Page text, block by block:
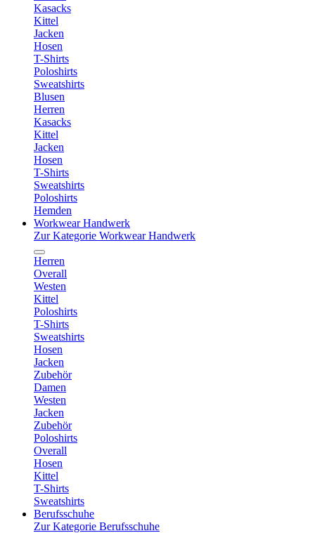
Kasacks
Kittel
Jacken
Hosen
T-Shirts
Poloshirts
Sweatshirts
Blusen
Herren
Kasacks
Kittel
Jacken
Hosen
T-Shirts
Sweatshirts
Poloshirts
Hemden
Workwear Handwerk
Zur Kategorie Workwear Handwerk
Herren
Overall
Westen
Kittel
Poloshirts
T-Shirts
Sweatshirts
Hosen
Jacken
Zubehör
Damen
Westen
Jacken
Zubehör
Poloshirts
Overall
Hosen
Kittel
T-Shirts
Sweatshirts
Berufsschuhe
Zur Kategorie Berufsschuhe